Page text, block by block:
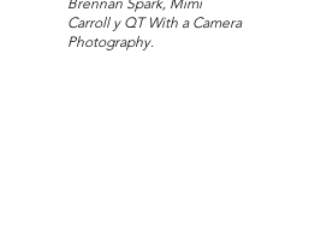
Carroll y QT With a Camera
Photography.